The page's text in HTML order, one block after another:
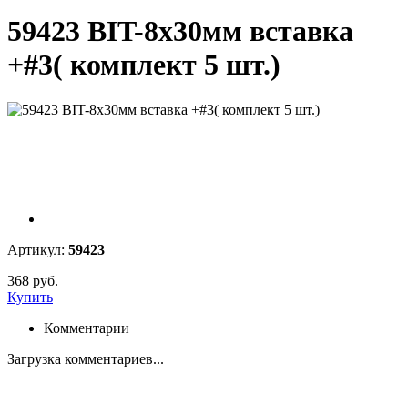
59423 BIT-8х30мм вставка
+#3( комплект 5 шт.)
Артикул: 59423
368 руб.
Купить
Комментарии
Загрузка комментариев...